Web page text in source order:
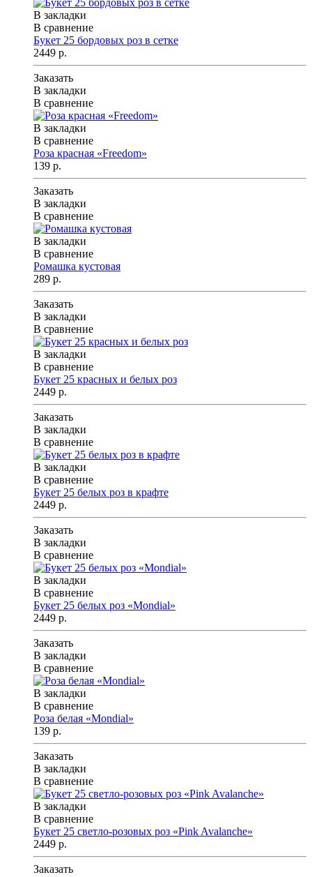
В закладки
В сравнение
Букет 25 бордовых роз в сетке
2449 р.
Заказать
В закладки
В сравнение
В закладки
В сравнение
Роза красная «Freedom»
139 р.
Заказать
В закладки
В сравнение
В закладки
В сравнение
Ромашка кустовая
289 р.
Заказать
В закладки
В сравнение
В закладки
В сравнение
Букет 25 красных и белых роз
2449 р.
Заказать
В закладки
В сравнение
В закладки
В сравнение
Букет 25 белых роз в крафте
2449 р.
Заказать
В закладки
В сравнение
В закладки
В сравнение
Букет 25 белых роз «Mondial»
2449 р.
Заказать
В закладки
В сравнение
В закладки
В сравнение
Роза белая «Mondial»
139 р.
Заказать
В закладки
В сравнение
В закладки
В сравнение
Букет 25 светло-розовых роз «Pink Avalanche»
2449 р.
Заказать